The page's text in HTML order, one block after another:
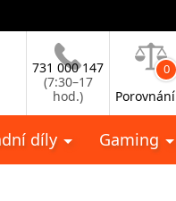
731 000 147
(7:30–17
hod.)
0
Porovnání
díly Gaming